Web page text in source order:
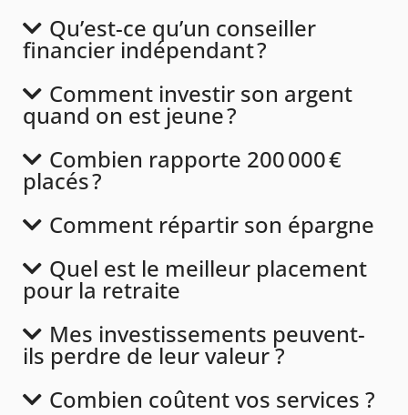
Qu’est-ce qu’un conseiller
financier indépendant ?
Comment investir son argent
quand on est jeune ?
Combien rapporte 200 000 €
placés ?
Comment répartir son épargne
Quel est le meilleur placement
pour la retraite
Mes investissements peuvent-
ils perdre de leur valeur ?
Combien coûtent vos services ?